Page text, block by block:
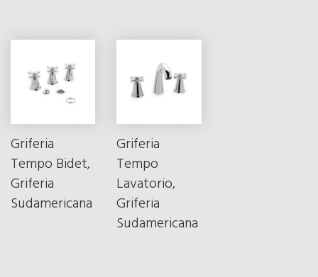
Griferia
Tempo Bidet,
Griferia
Sudamericana
Griferia
Tempo
Lavatorio,
Griferia
Sudamericana